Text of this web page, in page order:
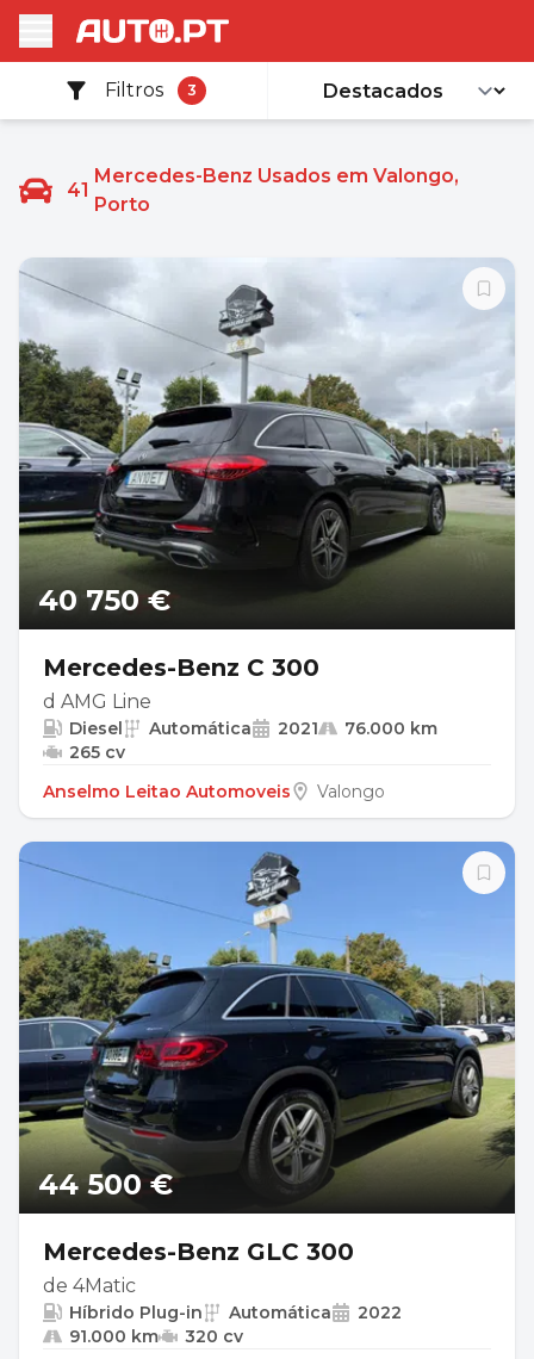
Filtros 3
41
Mercedes-Benz Usados em Valongo,
Porto
40 750 €
Mercedes-Benz C 300
d AMG Line
Diesel Automática 2021
76.000 km
265 cv
Anselmo Leitao Automoveis
Valongo
44 500 €
Mercedes-Benz GLC 300
de 4Matic
Híbrido Plug-in Automática
2022
91.000 km
320 cv